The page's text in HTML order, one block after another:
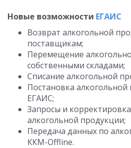
Новые возможности ЕГАИС
Возврат алкогольной
поставщикам;
Перемещение
собственными складами;
Списание алкогольной
Постановка
ЕГАИС;
Запросы и
алкогольной продукции;
Передача данных по
ККМ-Offline.